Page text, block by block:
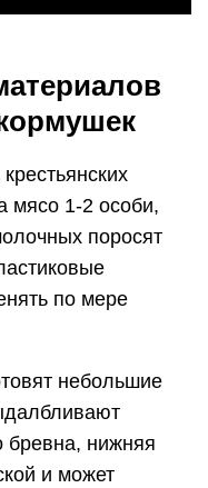
1-2 особи,
поросят
по мере
небольшие
бревна, нижняя
и может